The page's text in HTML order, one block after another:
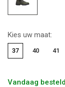
Kies uw maat:
37 40 41
Vandaag